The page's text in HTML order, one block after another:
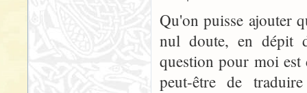
Qu'on puisse ajouter
nul doute, en dépit
question pour moi
peut-être de